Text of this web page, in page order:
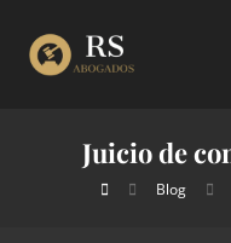
Juicio de
Blog